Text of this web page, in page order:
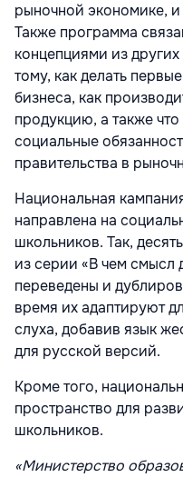
рыночной экономике, и
Также программа
концепциями из
тому, как делать
бизнеса, как
продукцию, а также
социальные
правительства в
Национальная
направлена на
школьников. Так,
из серии «В чем смысл
переведены и
время их адаптируют
слуха, добавив язык
для русской версий.
Кроме того,
пространство для
школьников.
«Министерство